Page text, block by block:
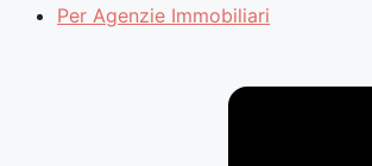
Per Agenzie Immobiliari